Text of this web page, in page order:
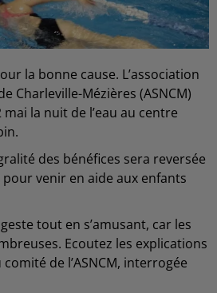
la bonne cause. L’association
Charleville-Mézières (ASNCM)
la nuit de l’eau au centre
des bénéfices sera reversée
venir en aide aux enfants
tout en s’amusant, car les
Ecoutez les explications
de l’ASNCM, interrogée